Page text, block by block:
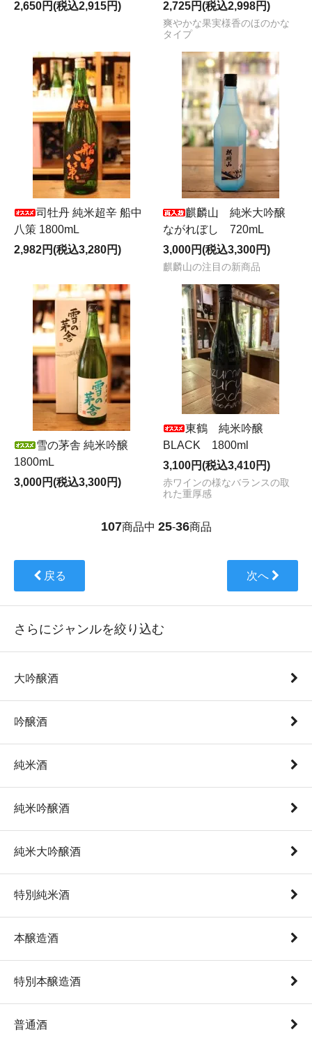
2,650円(税込2,915円) 2,725円(税込2,998円)
爽やかな果実様香のほのかな
タイプ
司牡丹 純米超辛 船中
八策 1800mL
2,982円(税込3,280円)
麒麟山 純米大吟醸
ながれぼし 720mL
3,000円(税込3,300円)
麒麟山の注目の新商品
雪の茅舎 純米吟醸
1800mL
3,000円(税込3,300円)
東鶴 純米吟醸
BLACK 1800ml
3,100円(税込3,410円)
赤ワインの様なバランスの取
れた重厚感
107商品中 25-36商品
戻る 次へ
さらにジャンルを絞り込む
大吟醸酒
吟醸酒
純米酒
純米吟醸酒
純米大吟醸酒
特別純米酒
本醸造酒
特別本醸造酒
普通酒